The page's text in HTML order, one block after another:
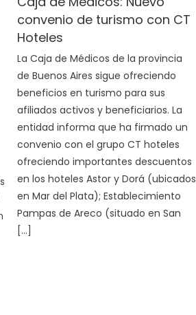
convenio de turismo con CT
Hoteles
La Caja de Médicos de la provincia
de Buenos Aires sigue ofreciendo
beneficios en turismo para sus
afiliados activos y beneficiarios. La
entidad informa que ha firmado un
convenio con el grupo CT hoteles
ofreciendo importantes descuentos
en los hoteles Astor y Dorá (ubicados
en Mar del Plata); Establecimiento
Pampas de Areco (situado en San
[…]